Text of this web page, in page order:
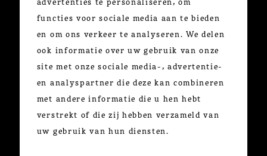
CONTACTEER ONS
+32 3 291 70 60
Minderbroedersrui 49
2000 Antwerpen
functies voor sociale media aan te bieden
en om ons verkeer te analyseren. We delen
ook informatie over uw gebruik van onze
site met onze sociale media-, advertentie-
en analyspartner die deze kan combineren
met andere informatie die u hen hebt
verstrekt of die zij hebben verzameld van
uw gebruik van hun diensten.